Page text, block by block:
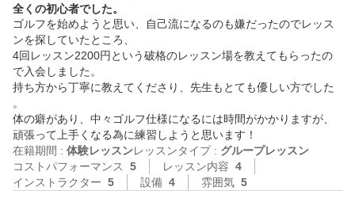
全くの初心者でした。
ゴルフを始めようと思い、自己流になるのも嫌だったのでレッス
ンを探していたところ、
4回レッスン2200円という破格のレッスン場を教えてもらったの
で入会しました。
持ち方から丁寧に教えてくださり、先生もとても優しい方でした
。
体の癖があり、中々ゴルフ仕様になるには時間がかかりますが、
頑張って上手くなる為に練習しようと思います！
在籍期間 : 体験レッスンレッスンタイプ : グループレッスン
コストパフォーマンス
5 レッスン内容 4
インストラクター 5 設備 4 雰囲気 5